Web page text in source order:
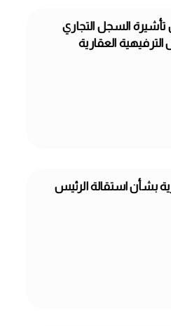
افصاح مكمل بخصوص تأشيرة السجل التجاري
لشركة طفل المستقبل الترفيهية العقارية